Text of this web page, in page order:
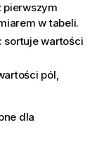
pierwszym
w tabeli.
sortuje wartości
pól,
dla